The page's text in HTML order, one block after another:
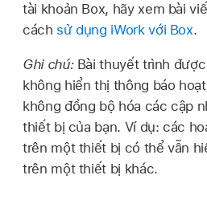
tài khoản Box, hãy xem bài
cách sử dụng iWork với Box.
Ghi chú: Bài thuyết trình
không hiển thị thông báo
không đồng bộ hóa các cập
thiết bị của bạn. Ví dụ: các
trên một thiết bị có thể vẫn
trên một thiết bị khác.